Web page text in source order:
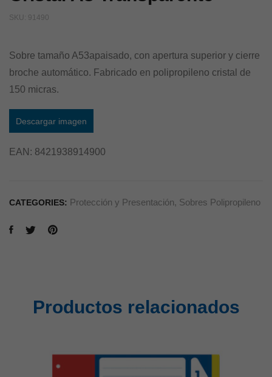
SKU: 91490
Sobre tamaño A53apaisado, con apertura superior y cierre
broche automático. Fabricado en polipropileno cristal de
150 micras.
Descargar imagen
EAN: 8421938914900
CATEGORIES: Protección y Presentación, Sobres Polipropileno
Productos relacionados